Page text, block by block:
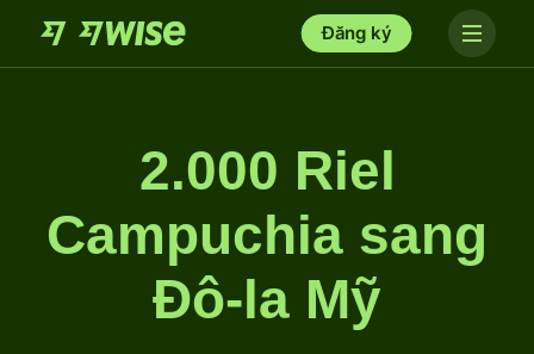
Đăng ký
2.000 Riel
Campuchia sang
Đô-la Mỹ